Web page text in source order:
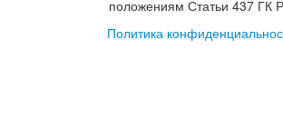
положениям Статьи 437 ГК
Политика